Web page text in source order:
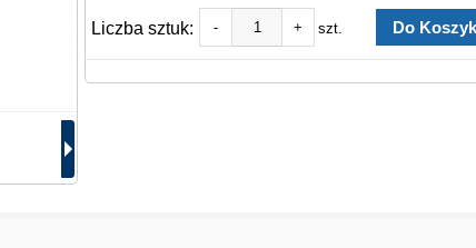
Liczba sztuk: - + szt.